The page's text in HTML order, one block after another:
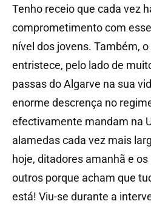
Tenho receio que cada vez
comprometimento com
nível dos jovens. Também,
entristece, pelo lado de
passas do Algarve na sua
enorme descrença no
efectivamente mandam na
alamedas cada vez mais
hoje, ditadores amanhã e
outros porque acham que
está! Viu-se durante a